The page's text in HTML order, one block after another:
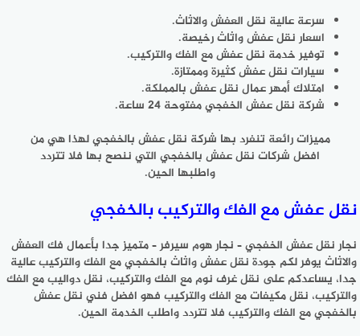
سرعة عالية نقل العفش والاثاث.
اسعار نقل عفش واثاث رخيصة.
توفير خدمة نقل عفش مع الفك والتركيب.
سيارات نقل عفش كثيرة وممتازة.
امتلاك أمهر عمال نقل عفش بالمملكة.
شركة نقل عفش الخفجي مفتوحة 24 ساعة.
مميزات رائعة تنفرد بها شركة نقل عفش بالخفجي لهذا هي من
افضل شركات نقل عفش بالخفجي التي ننصح بها فلا تتردد
واطلبها الحين.
نقل عفش مع الفك والتركيب بالخفجي
نجار نقل عفش الخفجي – نجار هوم سيرفر – متميز جدا بأعمال فك العفش
والاثاث يوفر لكم جودة نقل عفش واثاث بالخفجي مع الفك والتركيب عالية
جدا، يساعدكم على نقل غرف نوم مع الفك والتركيب، نقل دواليب مع الفك
والتركيب، نقل مكيفات مع الفك والتركيب فهو افضل فني نقل عفش
بالخفجي مع الفك والتركيب فلا تتردد واطلب الخدمة الحين.